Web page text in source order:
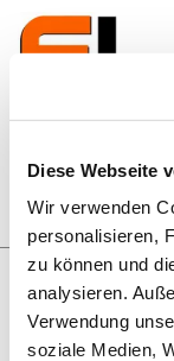
Diese Webseite
Wir verwenden
personalisieren,
zu können und
analysieren.
Verwendung
soziale Medien,
Zum Inhalt
Hier geht es zu